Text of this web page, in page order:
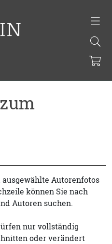
Autorenfotos
können Sie nach
Autoren suchen.
nur vollständig
oder verändert